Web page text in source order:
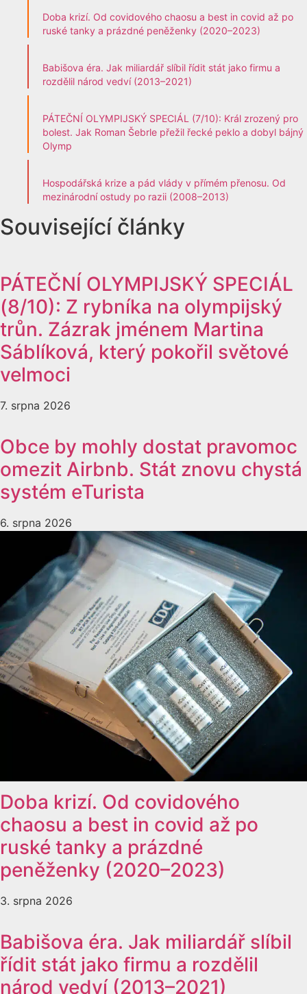
Doba krizí. Od covidového chaosu a best in covid až po
ruské tanky a prázdné peněženky (2020–2023)
Babišova éra. Jak miliardář slíbil řídit stát jako firmu a
rozdělil národ vedví (2013–2021)
PÁTEČNÍ OLYMPIJSKÝ SPECIÁL (7/10): Král zrozený pro
bolest. Jak Roman Šebrle přežil řecké peklo a dobyl bájný
Olymp
Hospodářská krize a pád vlády v přímém přenosu. Od
mezinárodní ostudy po razii (2008–2013)
Související články
PÁTEČNÍ OLYMPIJSKÝ SPECIÁL
(8/10): Z rybníka na olympijský
trůn. Zázrak jménem Martina
Sáblíková, který pokořil světové
velmoci
7. srpna 2026
Obce by mohly dostat pravomoc
omezit Airbnb. Stát znovu chystá
systém eTurista
6. srpna 2026
Doba krizí. Od covidového
chaosu a best in covid až po
ruské tanky a prázdné
peněženky (2020–2023)
3. srpna 2026
Babišova éra. Jak miliardář slíbil
řídit stát jako firmu a rozdělil
národ vedví (2013–2021)